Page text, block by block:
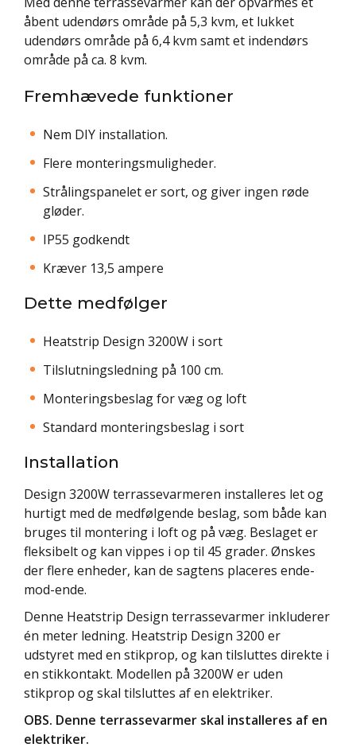
åbent udendørs område på 5,3 kvm, et lukket
udendørs område på 6,4 kvm samt et indendørs
område på ca. 8 kvm.
Fremhævede funktioner
Nem DIY installation.
Flere monteringsmuligheder.
Strålingspanelet er sort, og giver ingen røde
gløder.
IP55 godkendt
Kræver 13,5 ampere
Dette medfølger
Heatstrip Design 3200W i sort
Tilslutningsledning på 100 cm.
Monteringsbeslag for væg og loft
Standard monteringsbeslag i sort
Installation
Design 3200W terrassevarmeren installeres let og
hurtigt med de medfølgende beslag, som både kan
bruges til montering i loft og på væg. Beslaget er
fleksibelt og kan vippes i op til 45 grader. Ønskes
der flere enheder, kan de sagtens placeres ende-
mod-ende.
Denne Heatstrip Design terrassevarmer inkluderer
én meter ledning. Heatstrip Design 3200 er
udstyret med en stikprop, og kan tilsluttes direkte i
en stikkontakt. Modellen på 3200W er uden
stikprop og skal tilsluttes af en elektriker.
OBS. Denne terrassevarmer skal installeres af en
elektriker.